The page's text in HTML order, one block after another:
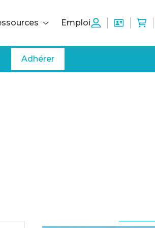
Emploi
Adhérer